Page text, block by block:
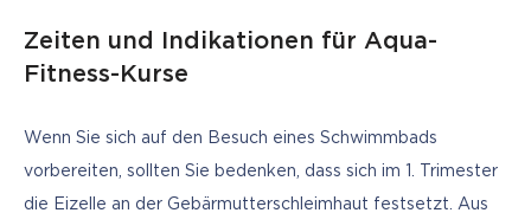
Zeiten und Indikationen für Aqua-
Fitness-Kurse
Wenn Sie sich auf den Besuch eines Schwimmbads
vorbereiten, sollten Sie bedenken, dass sich im 1. Trimester
die Eizelle an der Gebärmutterschleimhaut festsetzt. Aus